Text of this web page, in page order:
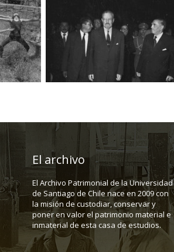
El archivo
El Archivo Patrimonial de la Universidad
de Santiago de Chile nace en 2009 con
la misión de custodiar, conservar y
poner en valor el patrimonio material e
inmaterial de esta casa de estudios.